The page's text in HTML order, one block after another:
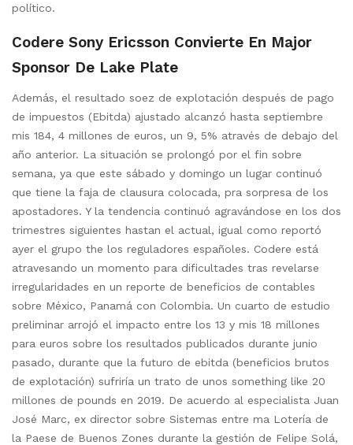
político.
Codere Sony Ericsson Convierte En Major
Sponsor De Lake Plate
Además, el resultado soez de explotación después de pago
de impuestos (Ebitda) ajustado alcanzó hasta septiembre
mis 184, 4 millones de euros, un 9, 5% através de debajo del
año anterior. La situación se prolongó por el fin sobre
semana, ya que este sábado y domingo un lugar continuó
que tiene la faja de clausura colocada, pra sorpresa de los
apostadores. Y la tendencia continuó agravándose en los dos
trimestres siguientes hastan el actual, igual como reportó
ayer el grupo the los reguladores españoles. Codere está
atravesando un momento para dificultades tras revelarse
irregularidades en un reporte de beneficios de contables
sobre México, Panamá con Colombia. Un cuarto de estudio
preliminar arrojó el impacto entre los 13 y mis 18 millones
para euros sobre los resultados publicados durante junio
pasado, durante que la futuro de ebitda (beneficios brutos
de explotación) sufriría un trato de unos something like 20
millones de pounds en 2019. De acuerdo al especialista Juan
José Marc, ex director sobre Sistemas entre ma Lotería de
la Paese de Buenos Zones durante la gestión de Felipe Solá,